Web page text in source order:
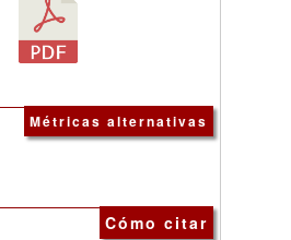
Métricas alternativas
Cómo citar